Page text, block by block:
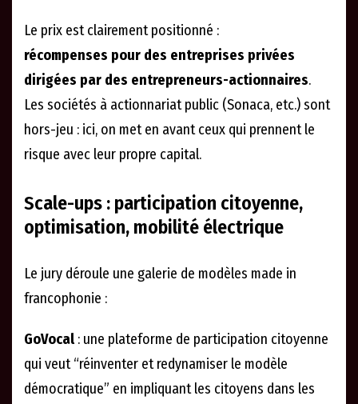
Le prix est clairement positionné :
récompenses pour des entreprises privées
dirigées par des entrepreneurs-actionnaires.
Les sociétés à actionnariat public (Sonaca, etc.) sont
hors-jeu : ici, on met en avant ceux qui prennent le
risque avec leur propre capital.
Scale-ups : participation citoyenne,
optimisation, mobilité électrique
Le jury déroule une galerie de modèles made in
francophonie :
GoVocal : une plateforme de participation citoyenne
qui veut “réinventer et redynamiser le modèle
démocratique” en impliquant les citoyens dans les